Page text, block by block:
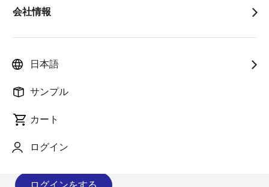
会社情報
日本語
サンプル
カート
ログイン
最新情報のお知らせについて
ます。